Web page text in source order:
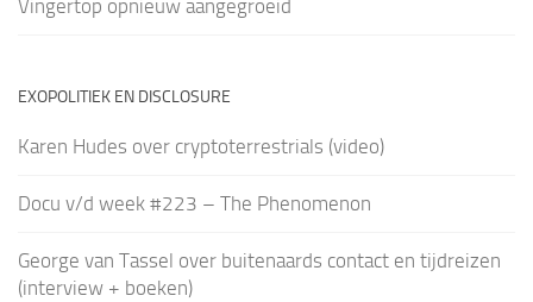
Vingertop opnieuw aangegroeid
EXOPOLITIEK EN DISCLOSURE
Karen Hudes over cryptoterrestrials (video)
Docu v/d week #223 – The Phenomenon
George van Tassel over buitenaards contact en tijdreizen
(interview + boeken)